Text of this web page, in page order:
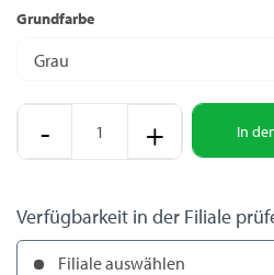
Grundfarbe
Grau
- + In
Verfügbarkeit in der Filiale
Filiale auswählen